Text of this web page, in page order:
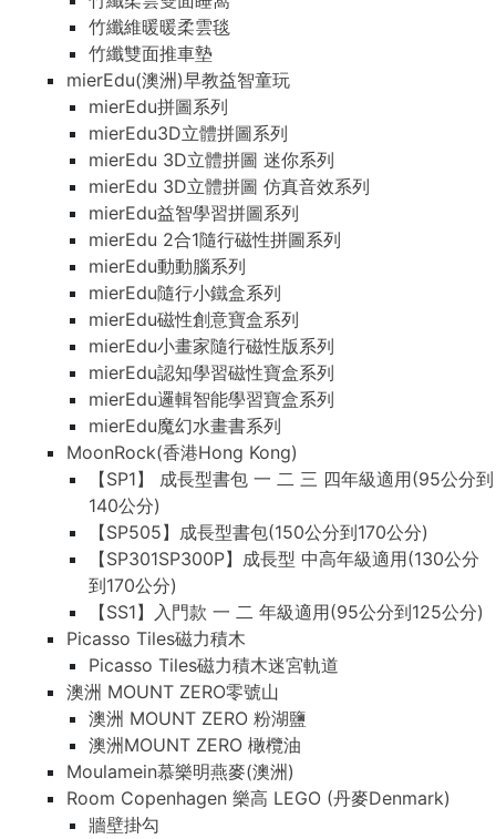
竹纖維暖暖柔雲毯
竹纖雙面推車墊
mierEdu(澳洲)早教益智童玩
mierEdu拼圖系列
mierEdu3D立體拼圖系列
mierEdu 3D立體拼圖 迷你系列
mierEdu 3D立體拼圖 仿真音效系列
mierEdu益智學習拼圖系列
mierEdu 2合1隨行磁性拼圖系列
mierEdu動動腦系列
mierEdu隨行小鐵盒系列
mierEdu磁性創意寶盒系列
mierEdu小畫家隨行磁性版系列
mierEdu認知學習磁性寶盒系列
mierEdu邏輯智能學習寶盒系列
mierEdu魔幻水畫書系列
MoonRock(香港Hong Kong)
【SP1】 成長型書包 一 二 三 四年級適用(95公分到
140公分)
【SP505】成長型書包(150公分到170公分)
【SP301SP300P】成長型 中高年級適用(130公分
到170公分)
【SS1】入門款 一 二 年級適用(95公分到125公分)
Picasso Tiles磁力積木
Picasso Tiles磁力積木迷宮軌道
澳洲 MOUNT ZERO零號山
澳洲 MOUNT ZERO 粉湖鹽
澳洲MOUNT ZERO 橄欖油
Moulamein慕樂明燕麥(澳洲)
Room Copenhagen 樂高 LEGO (丹麥Denmark)
牆壁掛勾